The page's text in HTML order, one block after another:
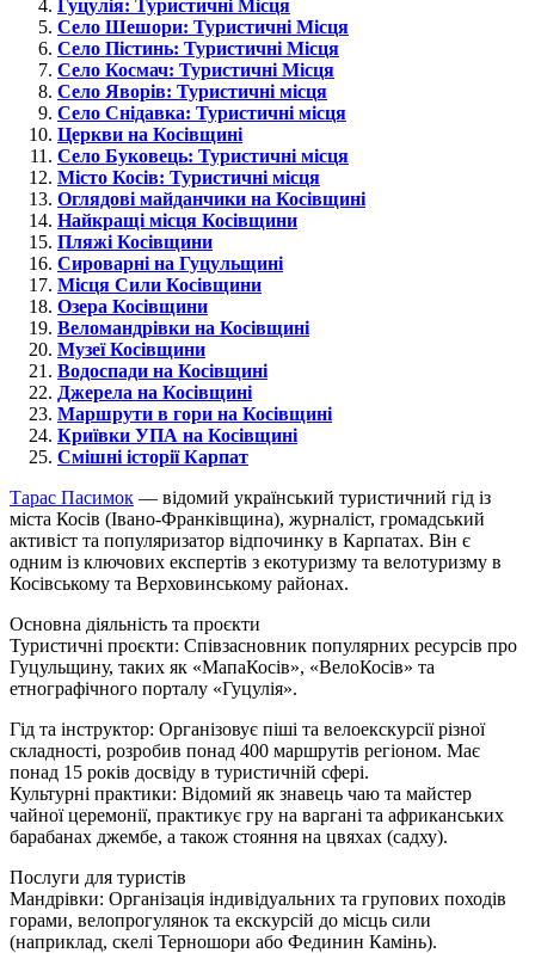
Гуцулія: Туристичні Місця
Село Шешори: Туристичні Місця
Село Пістинь: Туристичні Місця
Село Космач: Туристичні Місця
Село Яворів: Туристичні місця
Село Снідавка: Туристичні місця
Церкви на Косівщині
Село Буковець: Туристичні місця
Місто Косів: Туристичні місця
Оглядові майданчики на Косівщині
Найкращі місця Косівщини
Пляжі Косівщини
Сироварні на Гуцульщині
Місця Сили Косівщини
Озера Косівщини
Веломандрівки на Косівщині
Музеї Косівщини
Водоспади на Косівщині
Джерела на Косівщині
Маршрути в гори на Косівщині
Криївки УПА на Косівщині
Смішні історії Карпат
Тарас Пасимок — відомий український туристичний гід із
міста Косів (Івано-Франківщина), журналіст, громадський
активіст та популяризатор відпочинку в Карпатах. Він є
одним із ключових експертів з екотуризму та велотуризму в
Косівському та Верховинському районах.
Основна діяльність та проєкти
Туристичні проєкти: Співзасновник популярних ресурсів про
Гуцульщину, таких як «МапаКосів», «ВелоКосів» та
етнографічного порталу «Гуцулія».
Гід та інструктор: Організовує піші та велоекскурсії різної
складності, розробив понад 400 маршрутів регіоном. Має
понад 15 років досвіду в туристичній сфері.
Культурні практики: Відомий як знавець чаю та майстер
чайної церемонії, практикує гру на варгані та африканських
барабанах джембе, а також стояння на цвяхах (садху).
Послуги для туристів
Мандрівки: Організація індивідуальних та групових походів
горами, велопрогулянок та екскурсій до місць сили
(наприклад, скелі Терношори або Фединин Камінь).